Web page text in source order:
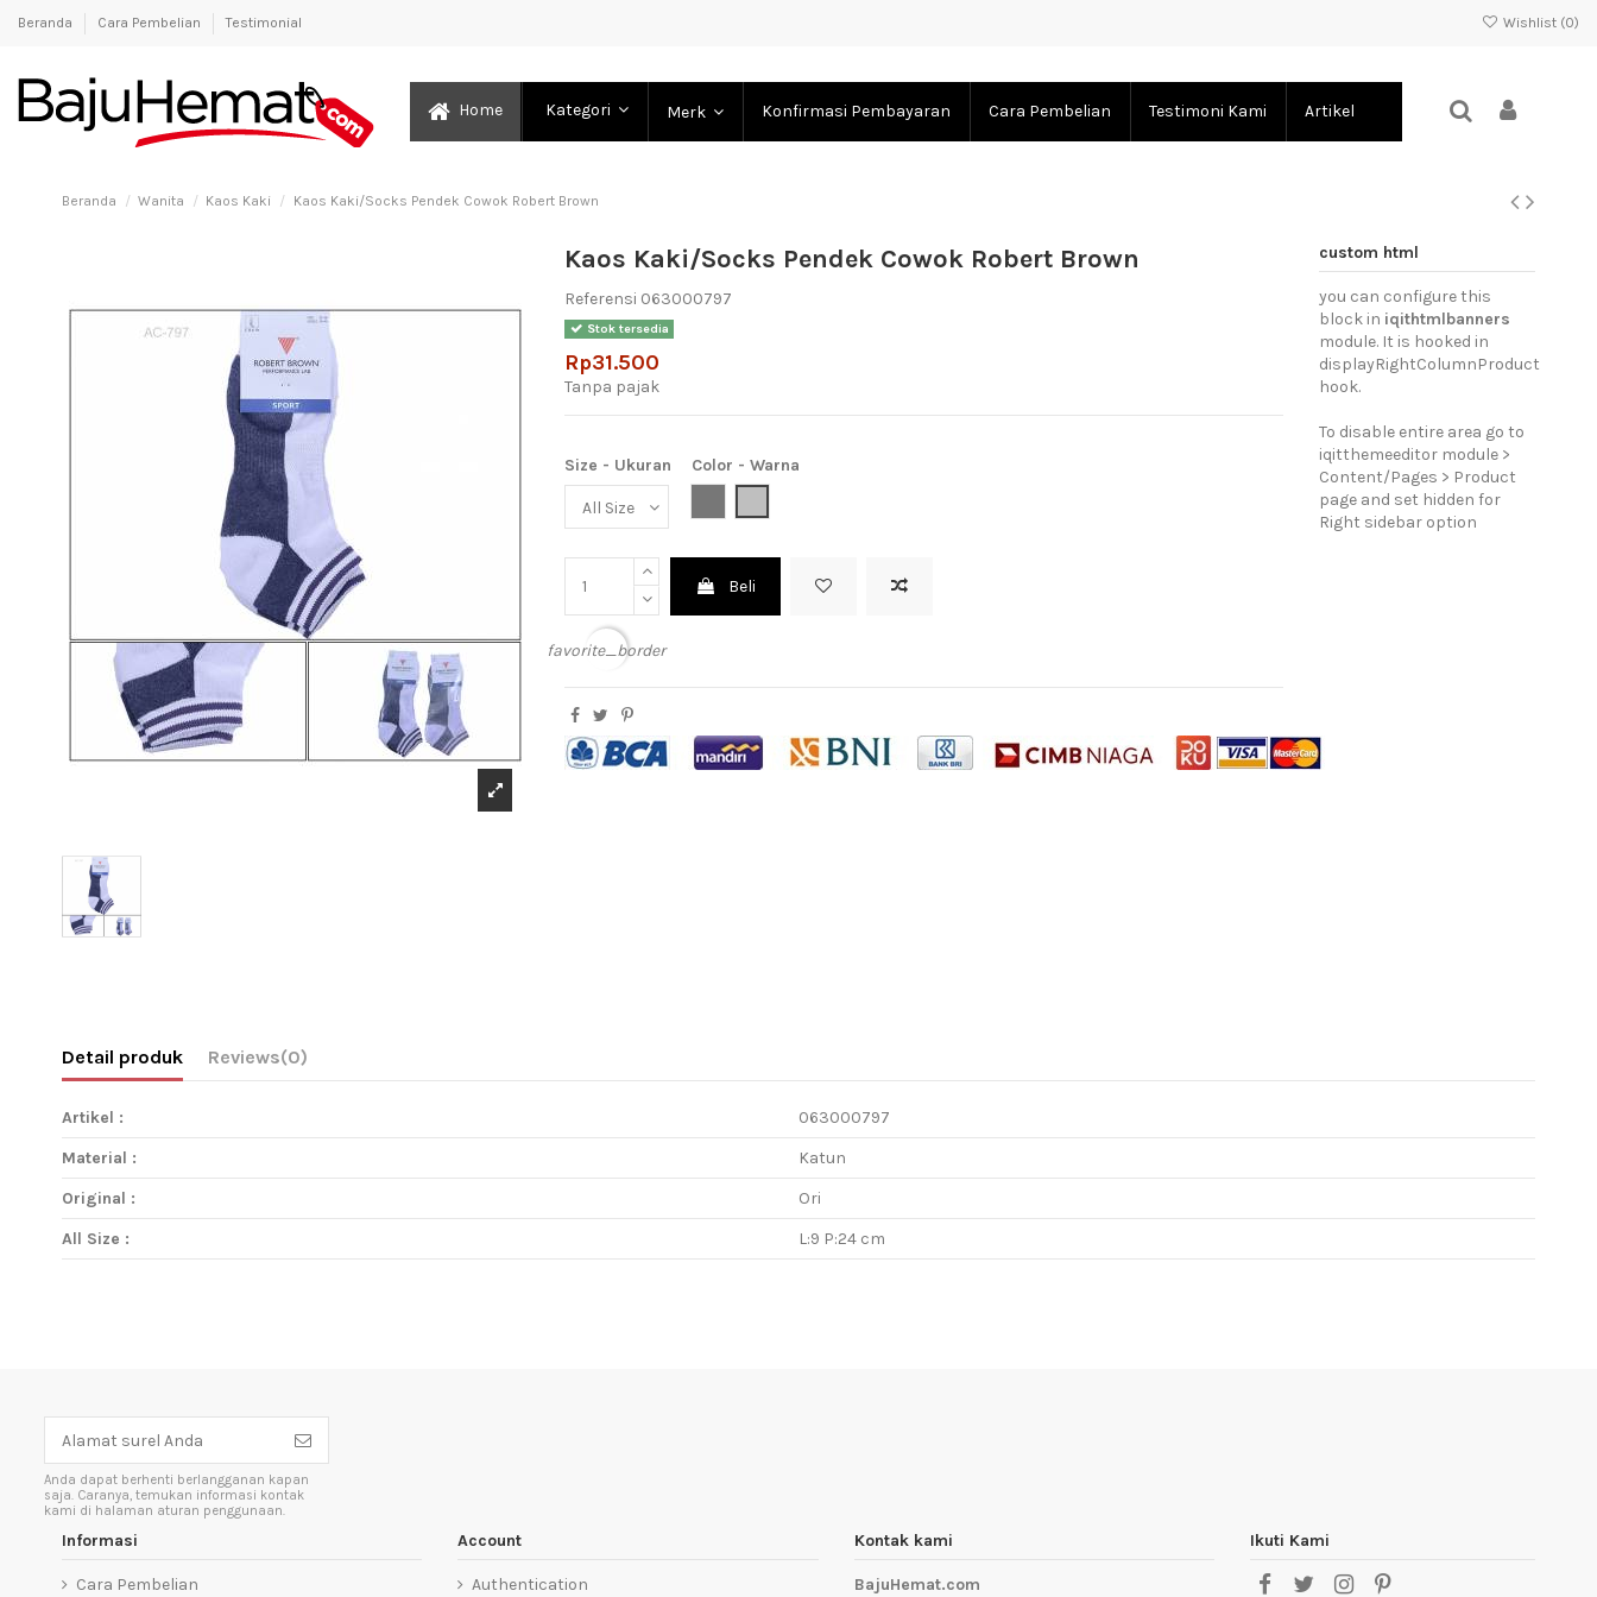
Beranda Cara Pembelian Testimonial Wishlist (0)
Home Kategori Merk Konfirmasi Pembayaran Cara Pembelian Testimoni Kami Artikel
Beranda Wanita Kaos Kaki Kaos Kaki/Socks Pendek Cowok Robert Brown
Kaos Kaki/Socks Pendek Cowok Robert Brown
Referensi 063000797
Stok tersedia
Rp31.500
Tanpa pajak
Size - Ukuran
Color - Warna
Beli
favorite_border
custom html
you can configure this
block in iqithtmlbanners
module. It is hooked in
displayRightColumnProduct
hook.
To disable entire area go to
iqitthemeeditor module >
Content/Pages > Product
page and set hidden for
Right sidebar option
Detail produk Reviews(0)
Artikel :
063000797
Material :
Katun
Original :
Ori
All Size :
L:9 P:24 cm
Anda dapat berhenti berlangganan kapan
saja. Caranya, temukan informasi kontak
kami di halaman aturan penggunaan.
Informasi
Cara Pembelian
Account
Authentication
Kontak kami
BajuHemat.com
Ikuti Kami